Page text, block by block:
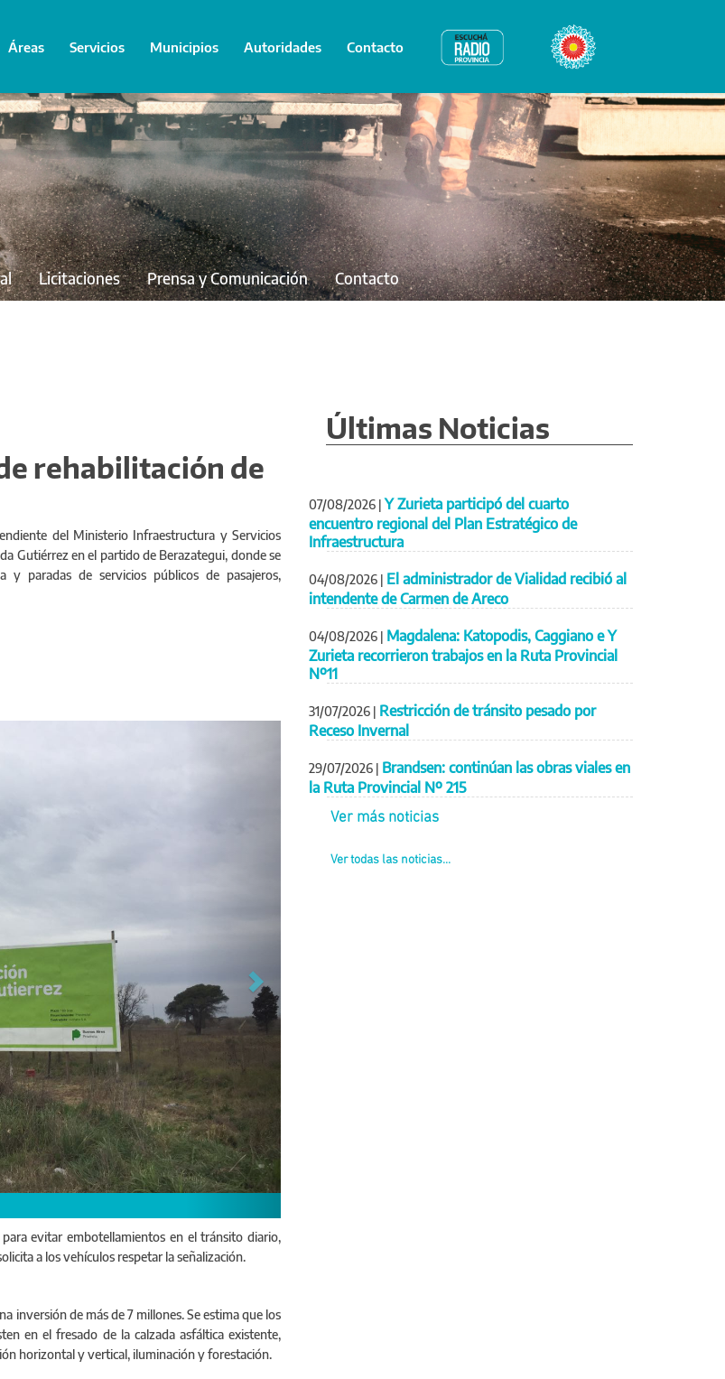
Áreas Servicios Municipios Autoridades Contacto Radio Provincia Bicentenario
Licitaciones Prensa y Comunicación Contacto
rehabilitación de
del Ministerio Infraestructura y Servicios
Gutiérrez en el partido de Berazategui, donde se
y paradas de servicios públicos de pasajeros,
en horario nocturno.
Siguiente
evitar embotellamientos en el tránsito diario,
a los vehículos respetar la señalización.
inversión de más de 7 millones. Se estima que los
en el fresado de la calzada asfáltica existente,
horizontal y vertical, iluminación y forestación.
Últimas Noticias
07/08/2026 | Y Zurieta participó del cuarto
encuentro regional del Plan Estratégico de
Infraestructura
04/08/2026 | El administrador de Vialidad recibió al
intendente de Carmen de Areco
04/08/2026 | Magdalena: Katopodis, Caggiano e Y
Zurieta recorrieron trabajos en la Ruta Provincial
Nº11
31/07/2026 | Restricción de tránsito pesado por
Receso Invernal
29/07/2026 | Brandsen: continúan las obras viales en
la Ruta Provincial Nº 215
Ver más noticias
Ver todas las noticias...